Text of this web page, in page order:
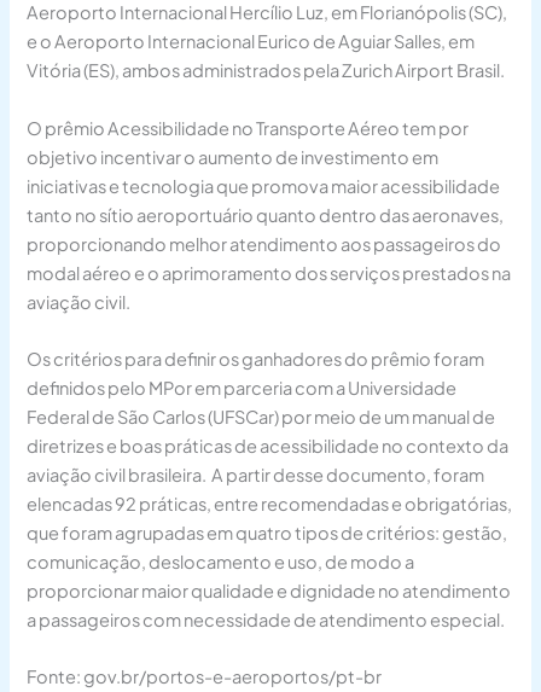
Aeroporto Internacional Hercílio Luz, em Florianópolis (SC),
e o Aeroporto Internacional Eurico de Aguiar Salles, em
Vitória (ES), ambos administrados pela Zurich Airport Brasil.
O prêmio Acessibilidade no Transporte Aéreo tem por
objetivo incentivar o aumento de investimento em
iniciativas e tecnologia que promova maior acessibilidade
tanto no sítio aeroportuário quanto dentro das aeronaves,
proporcionando melhor atendimento aos passageiros do
modal aéreo e o aprimoramento dos serviços prestados na
aviação civil.
Os critérios para definir os ganhadores do prêmio foram
definidos pelo MPor em parceria com a Universidade
Federal de São Carlos (UFSCar) por meio de um manual de
diretrizes e boas práticas de acessibilidade no contexto da
aviação civil brasileira. A partir desse documento, foram
elencadas 92 práticas, entre recomendadas e obrigatórias,
que foram agrupadas em quatro tipos de critérios: gestão,
comunicação, deslocamento e uso, de modo a
proporcionar maior qualidade e dignidade no atendimento
a passageiros com necessidade de atendimento especial.
Fonte: gov.br/portos-e-aeroportos/pt-br